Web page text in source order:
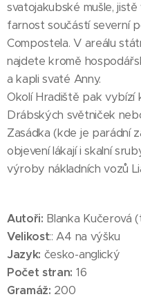
svatojakubské mušle,
farnost součástí severní
Compostela. V areálu
najdete kromě
a kapli svaté Anny.
Okolí Hradiště pak vybízí
Drábských světniček
Zasádka (kde je parádní
objevení lákají i skalní
výroby nákladních vozů
Autoři: Blanka Kučerová
Velikost:: A4 na výšku
Jazyk: česko-anglický
Počet stran: 16
Gramáž: 200